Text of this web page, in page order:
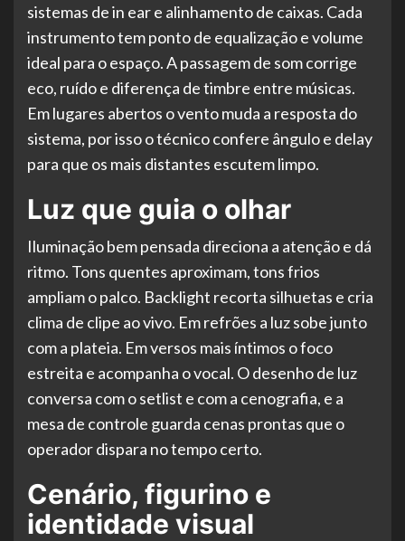
sistemas de in ear e alinhamento de caixas. Cada
instrumento tem ponto de equalização e volume
ideal para o espaço. A passagem de som corrige
eco, ruído e diferença de timbre entre músicas.
Em lugares abertos o vento muda a resposta do
sistema, por isso o técnico confere ângulo e delay
para que os mais distantes escutem limpo.
Luz que guia o olhar
Iluminação bem pensada direciona a atenção e dá
ritmo. Tons quentes aproximam, tons frios
ampliam o palco. Backlight recorta silhuetas e cria
clima de clipe ao vivo. Em refrões a luz sobe junto
com a plateia. Em versos mais íntimos o foco
estreita e acompanha o vocal. O desenho de luz
conversa com o setlist e com a cenografia, e a
mesa de controle guarda cenas prontas que o
operador dispara no tempo certo.
Cenário, figurino e
identidade visual